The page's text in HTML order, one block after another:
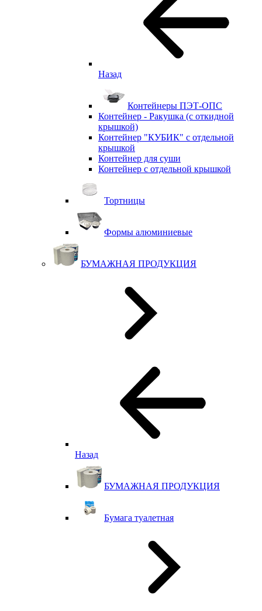
Назад
Контейнеры ПЭТ-ОПС
Контейнер - Ракушка (с откидной
крышкой)
Контейнер "КУБИК" с отдельной
крышкой
Контейнер для суши
Контейнер с отдельной крышкой
Тортницы
Формы алюминиевые
БУМАЖНАЯ ПРОДУКЦИЯ
Назад
БУМАЖНАЯ ПРОДУКЦИЯ
Бумага туалетная